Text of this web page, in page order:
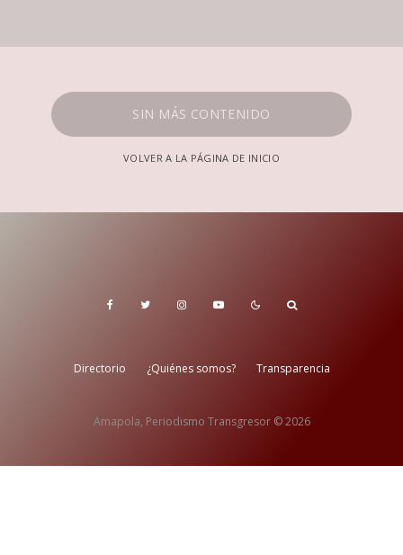
SIN MÁS CONTENIDO
VOLVER A LA PÁGINA DE INICIO
Directorio ¿Quiénes somos? Transparencia
Amapola, Periodismo Transgresor © 2026